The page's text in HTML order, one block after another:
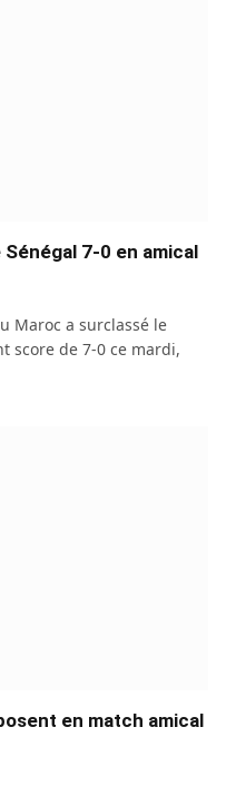
7-0 en amical
Maroc a surclassé le
score de 7-0 ce mardi,
en match amical